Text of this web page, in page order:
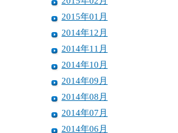
2015年01月
2014年12月
2014年11月
2014年10月
2014年09月
2014年08月
2014年07月
2014年06月